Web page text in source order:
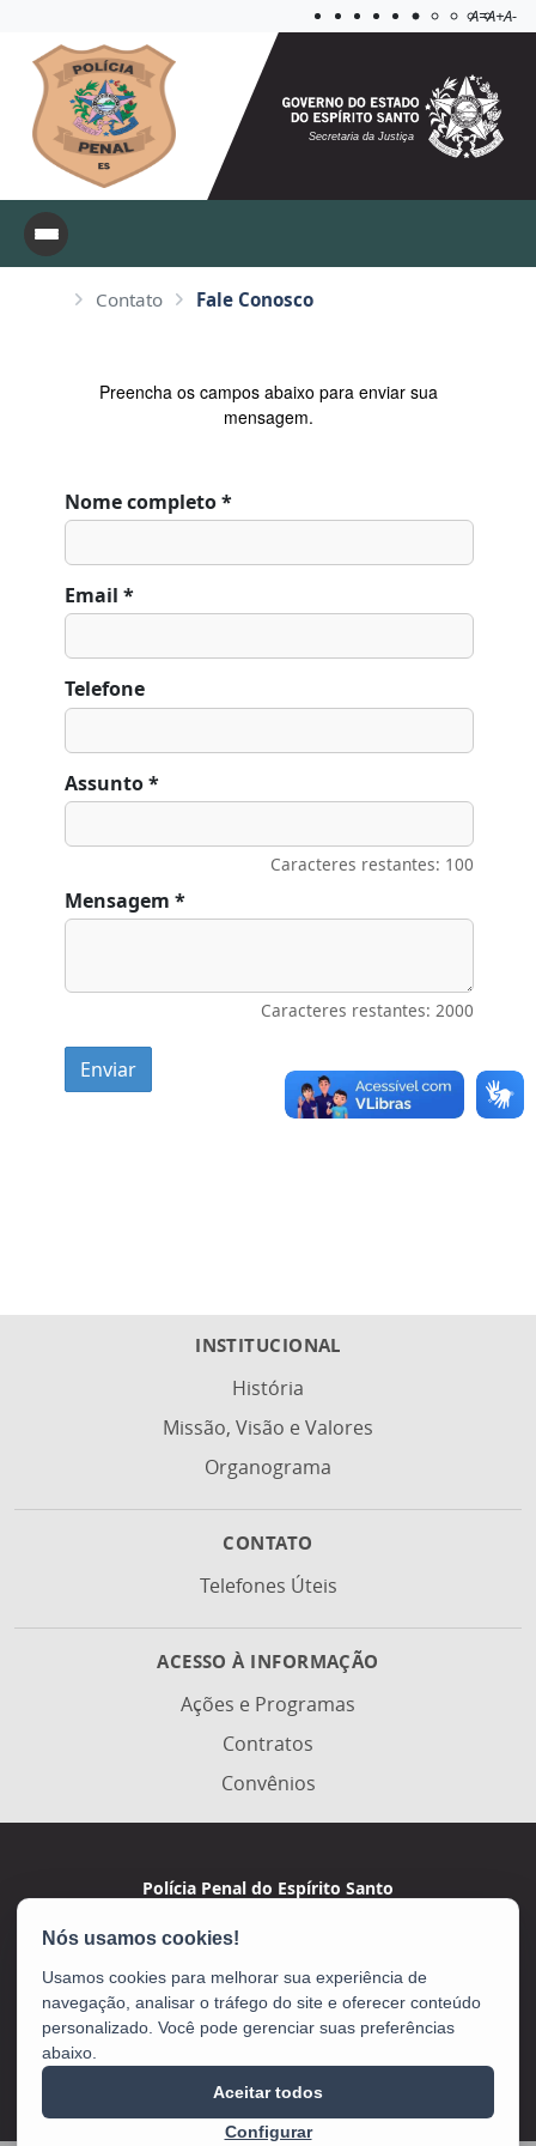
Aplicar
A=A+A-
Secretaria da Justiça
Contato Fale Conosco
Preencha os campos abaixo para enviar sua
mensagem.
Nome completo *
Email *
Telefone
Assunto *
Caracteres restantes: 100
Mensagem *
Caracteres restantes: 2000
Enviar
INSTITUCIONAL
História
Missão, Visão e Valores
Organograma
CONTATO
Telefones Úteis
ACESSO À INFORMAÇÃO
Ações e Programas
Contratos
Convênios
Polícia Penal do Espírito Santo
Av. Marechal Campos, 495 - De Lourdes
Usamos cookies para melhorar sua experiência de
navegação, analisar o tráfego do site e oferecer conteúdo
personalizado. Você pode gerenciar suas preferências
abaixo.
Configurar
Aceitar todos